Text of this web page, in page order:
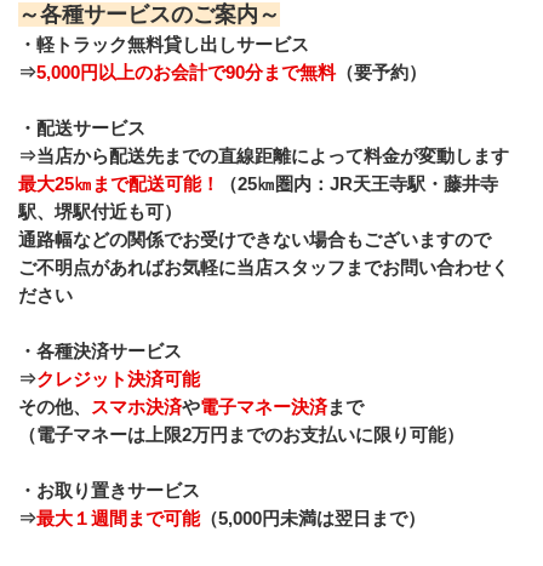
～各種サービスのご案内～
・軽トラック無料貸し出しサービス
⇒5,000円以上のお会計で90分まで無料（要予約）
・配送サービス
⇒当店から配送先までの直線距離によって料金が変動します
最大25㎞まで配送可能！
（25㎞圏内：JR天王寺駅・藤井寺
駅、堺駅付近も可）︎
通路幅などの関係でお受けできない場合もございますので
ご不明点があればお気軽に当店スタッフまでお問い合わせく
ださい
・各種決済サービス
⇒クレジット決済可能
その他、
スマホ決済や電子マネー決済まで
（電子マネーは上限2万円までのお支払いに限り可能）
・お取り置きサービス
⇒最大１週間まで可能（5,000円未満は翌日まで）